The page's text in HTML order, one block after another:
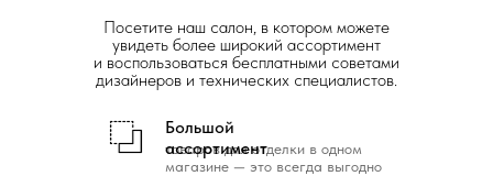
товаров для отделки в одном
магазине — это всегда выгодно
Большой
ассортимент
Посетите наш салон, в котором можете
увидеть более широкий ассортимент
и воспользоваться бесплатными советами
дизайнеров и технических специалистов.